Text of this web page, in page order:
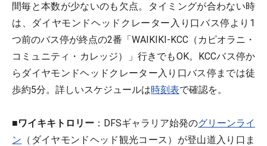
間毎と本数が少ないのも欠点。タイミングが合わない時
は、ダイヤモンドヘッドクレーター入り口バス停より1
つ前のバス停が終点の2番「WAIKIKI-KCC（カピオラニ・
コミュニティ・カレッジ）」行きでもOK。KCCバス停か
らダイヤモンドヘッドクレーター入り口バス停までは徒
歩約5分。詳しいスケジュールは時刻表で確認を。
■ワイキキトロリー ：DFSギャラリア始発のグリーンライ
ン （ダイヤモンドヘッド観光コース）が登山道入り口ま